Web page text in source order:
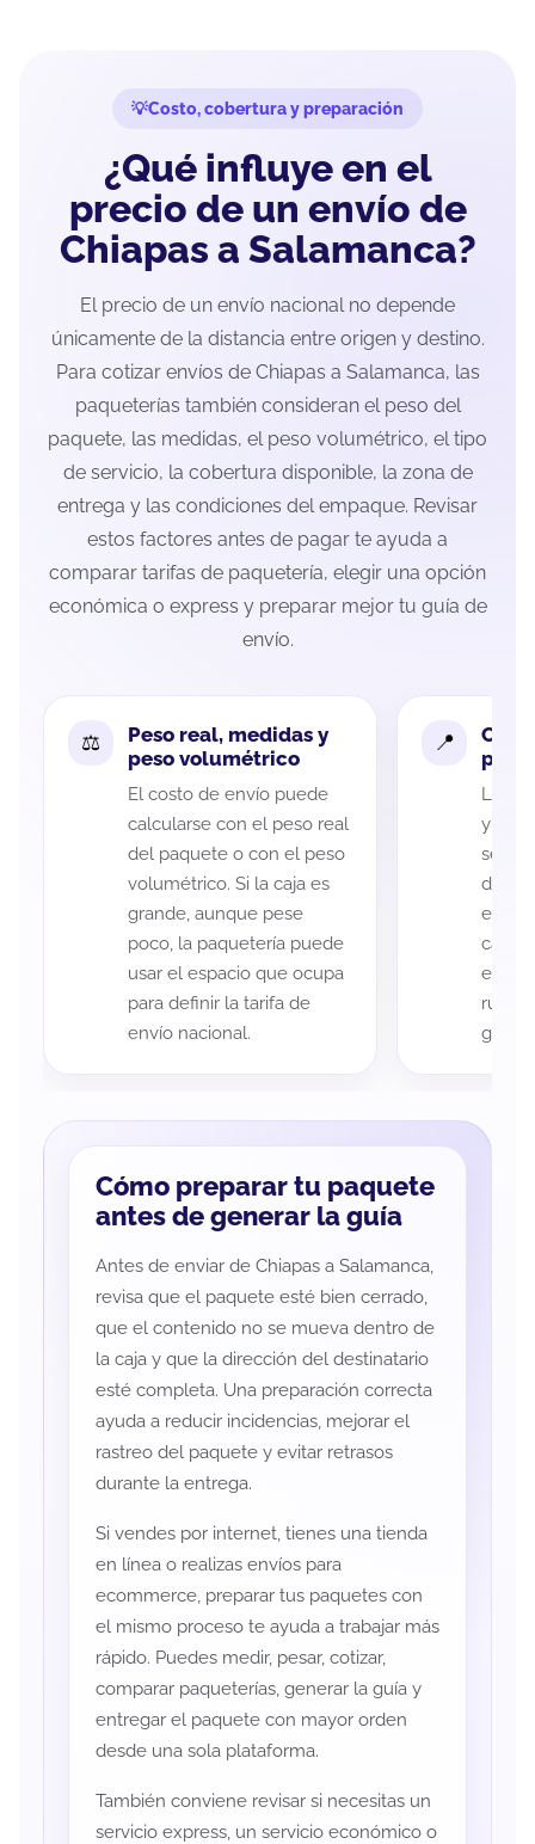
Costo, cobertura y preparación
¿Qué influye en el
precio de un envío de
Chiapas a Salamanca?
El precio de un envío nacional no depende
únicamente de la distancia entre origen y destino.
Para cotizar envíos de Chiapas a Salamanca, las
paqueterías también consideran el peso del
paquete, las medidas, el peso volumétrico, el tipo
de servicio, la cobertura disponible, la zona de
entrega y las condiciones del empaque. Revisar
estos factores antes de pagar te ayuda a
comparar tarifas de paquetería, elegir una opción
económica o express y preparar mejor tu guía de
envío.
Peso real, medidas y
peso volumétrico
El costo de envío puede
calcularse con el peso real
del paquete o con el peso
volumétrico. Si la caja es
grande, aunque pese
poco, la paquetería puede
usar el espacio que ocupa
para definir la tarifa de
envío nacional.
La
y
de
cada
es
ruta
guía
Cómo preparar tu paquete
antes de generar la guía
Antes de enviar de Chiapas a Salamanca,
revisa que el paquete esté bien cerrado,
que el contenido no se mueva dentro de
la caja y que la dirección del destinatario
esté completa. Una preparación correcta
ayuda a reducir incidencias, mejorar el
rastreo del paquete y evitar retrasos
durante la entrega.
Si vendes por internet, tienes una tienda
en línea o realizas envíos para
ecommerce, preparar tus paquetes con
el mismo proceso te ayuda a trabajar más
rápido. Puedes medir, pesar, cotizar,
comparar paqueterías, generar la guía y
entregar el paquete con mayor orden
desde una sola plataforma.
También conviene revisar si necesitas un
servicio express, un servicio económico o